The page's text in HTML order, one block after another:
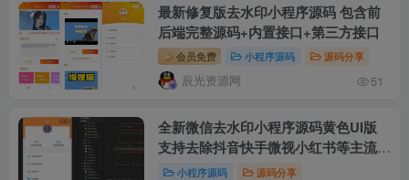
最新修复版去水印小程序源码 包含前
后端完整源码+内置接口+第三方接口
会员免费 小程序源码 源码分享
辰光资源网 51
全新微信去水印小程序源码黄色UI版
支持去除抖音快手微视小红书等主流短
视频平台水印
小程序源码 源码分享